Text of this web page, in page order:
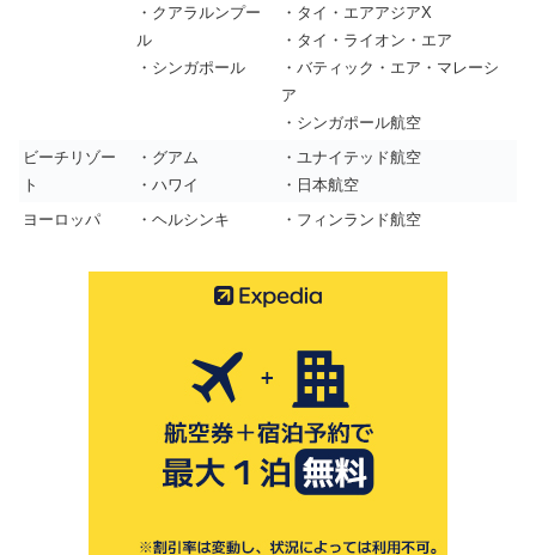
・クアラルンプー
ル
・シンガポール
・タイ・エアアジアX
・タイ・ライオン・エア
・バティック・エア・マレーシ
ア
・シンガポール航空
ビーチリゾー
ト
・グアム
・ハワイ
・ユナイテッド航空
・日本航空
ヨーロッパ
・ヘルシンキ ・フィンランド航空